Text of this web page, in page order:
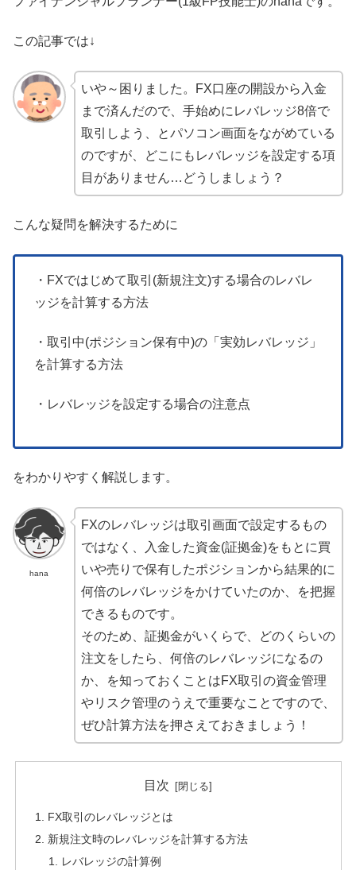
この記事では↓
いや～困りました。FX口座の開設から入金
まで済んだので、手始めにレバレッジ8倍で
取引しよう、とパソコン画面をながめている
のですが、どこにもレバレッジを設定する項
目がありません…どうしましょう？
こんな疑問を解決するために
・FXではじめて取引(新規注文)する場合のレバレ
ッジを計算する方法
・取引中(ポジション保有中)の「実効レバレッジ」
を計算する方法
・レバレッジを設定する場合の注意点
をわかりやすく解説します。
hana
FXのレバレッジは取引画面で設定するもの
ではなく、入金した資金(証拠金)をもとに買
いや売りで保有したポジションから結果的に
何倍のレバレッジをかけていたのか、を把握
できるものです。
そのため、証拠金がいくらで、どのくらいの
注文をしたら、何倍のレバレッジになるの
か、を知っておくことはFX取引の資金管理
やリスク管理のうえで重要なことですので、
ぜひ計算方法を押さえておきましょう！
目次
FX取引のレバレッジとは
新規注文時のレバレッジを計算する方法
レバレッジの計算例